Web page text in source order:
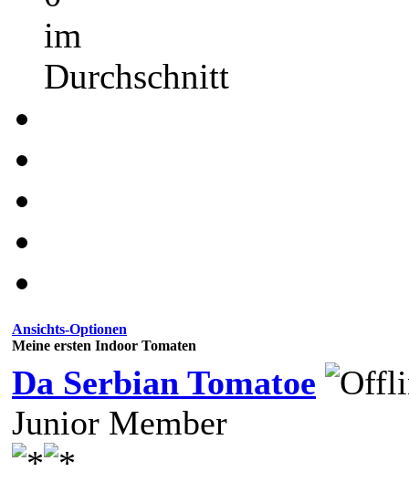
im
Durchschnitt
Ansichts-Optionen
Meine ersten Indoor Tomaten
Da Serbian Tomatoe
Junior Member